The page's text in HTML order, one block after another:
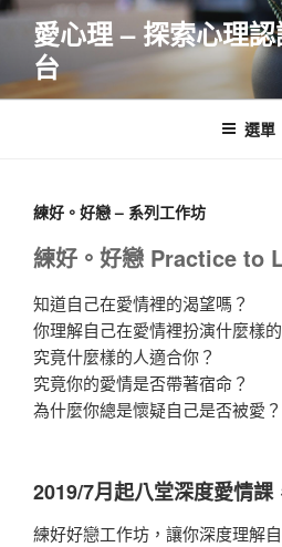
跳
要
愛心理 – 探索心理
台
選單
練好。好戀 – 系列工作坊
練好。好戀 Practice to
知道自己在愛情裡的渴望嗎？
你理解自己在愛情裡扮演什麼樣
究竟什麼樣的人適合你？
究竟你的愛情是否帶著宿命？
為什麼你總是懷疑自己是否被愛？
2019/7月起八堂深度愛情課
練好好戀工作坊，讓你深度理解